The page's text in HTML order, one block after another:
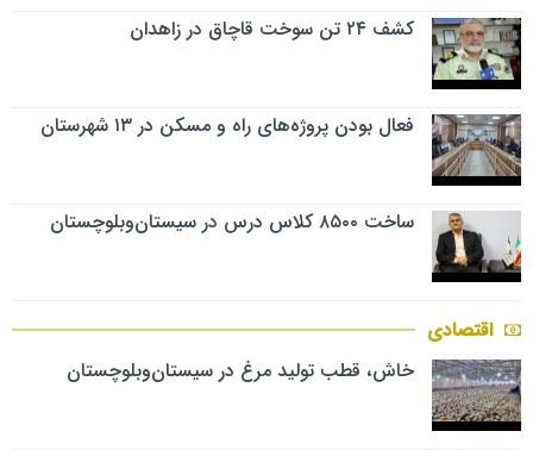
کشف ۲۴ تن سوخت قاچاق در زاهدان
فعال بودن پروژه‌های راه و مسکن در ۱۳ شهرستان
ساخت ۸۵۰۰ کلاس درس در سیستان‌وبلوچستان
اقتصادی
خاش، قطب تولید مرغ در سیستان‌وبلوچستان